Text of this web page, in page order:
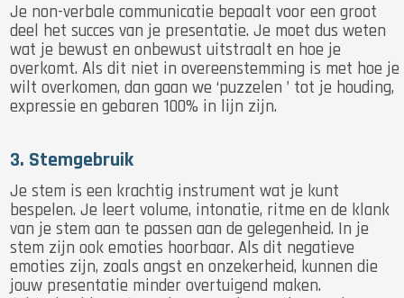
Je non-verbale communicatie bepaalt voor een groot
deel het succes van je presentatie. Je moet dus weten
wat je bewust en onbewust uitstraalt en hoe je
overkomt. Als dit niet in overeenstemming is met hoe je
wilt overkomen, dan gaan we ‘puzzelen ’ tot je houding,
expressie en gebaren 100% in lijn zijn.
3. Stemgebruik
Je stem is een krachtig instrument wat je kunt
bespelen. Je leert volume, intonatie, ritme en de klank
van je stem aan te passen aan de gelegenheid. In je
stem zijn ook emoties hoorbaar. Als dit negatieve
emoties zijn, zoals angst en onzekerheid, kunnen die
jouw presentatie minder overtuigend maken.